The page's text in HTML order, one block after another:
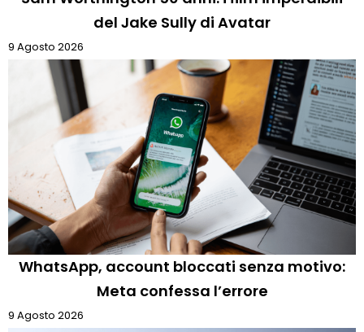
del Jake Sully di Avatar
9 Agosto 2026
WhatsApp, account bloccati senza motivo:
Meta confessa l’errore
9 Agosto 2026